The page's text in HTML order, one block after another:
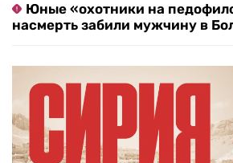
Юные «охотники на
насмерть забили мужчину в